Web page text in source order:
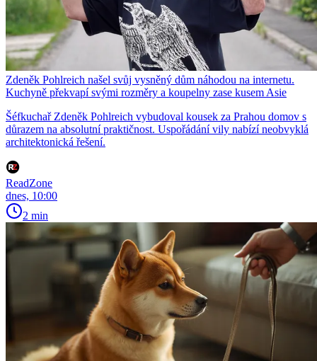
Zdeněk Pohlreich našel svůj vysněný dům náhodou na internetu.
Kuchyně překvapí svými rozměry a koupelny zase kusem Asie
Šéfkuchař Zdeněk Pohlreich vybudoval kousek za Prahou domov s
důrazem na absolutní praktičnost. Uspořádání vily nabízí neobvyklá
architektonická řešení.
ReadZone
dnes, 10:00
2 min